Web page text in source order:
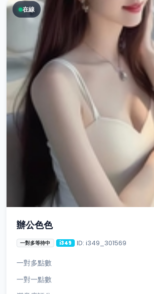
在線
辦公色色
一對多等待中 i349 ID: i349_301569
一對多點數
一對一點數